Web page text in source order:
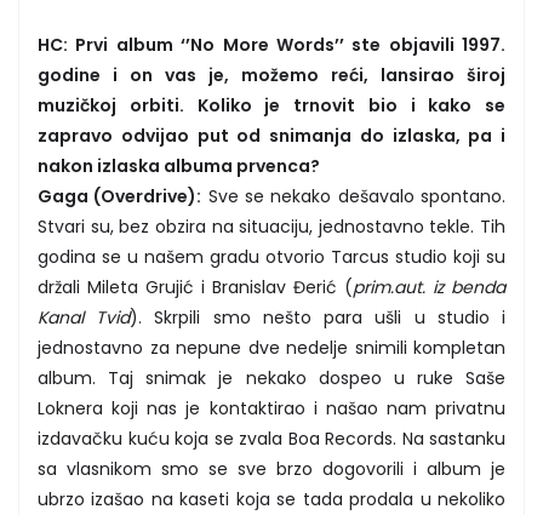
HC: Prvi album ‘’No More Words’’ ste objavili 1997.
godine i on vas je, možemo reći, lansirao široj
muzičkoj orbiti. Koliko je trnovit bio i kako se
zapravo odvijao put od snimanja do izlaska, pa i
nakon izlaska albuma prvenca?
Gaga (Overdrive): Sve se nekako dešavalo spontano.
Stvari su, bez obzira na situaciju, jednostavno tekle. Tih
godina se u našem gradu otvorio Tarcus studio koji su
držali Mileta Grujić i Branislav Đerić (prim.aut. iz benda
Kanal Tvid). Skrpili smo nešto para ušli u studio i
jednostavno za nepune dve nedelje snimili kompletan
album. Taj snimak je nekako dospeo u ruke Saše
Loknera koji nas je kontaktirao i našao nam privatnu
izdavačku kuću koja se zvala Boa Records. Na sastanku
sa vlasnikom smo se sve brzo dogovorili i album je
ubrzo izašao na kaseti koja se tada prodala u nekoliko